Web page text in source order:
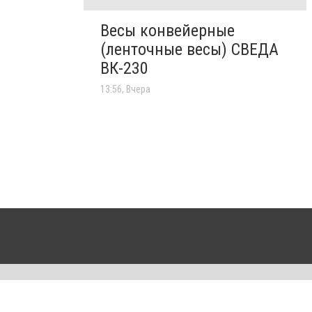
Весы конвейерные
(ленточные весы) СВЕДА
ВК-230
13:56, Вчера